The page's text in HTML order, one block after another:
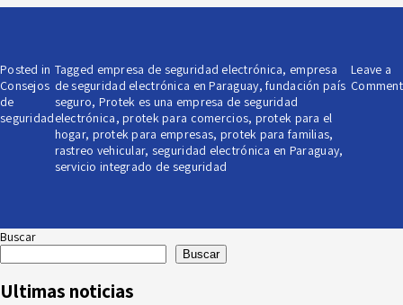
Posted in
Consejos
de
seguridad
Tagged empresa de seguridad electrónica, empresa
de seguridad electrónica en Paraguay,fundación país
seguro, Protek es una empresa de seguridad
electrónica,protek para comercios, protek para el
hogar, protek para empresas, protek para familias,
rastreo vehicular, seguridad electrónica en Paraguay,
servicio integrado de seguridad
Leave a
Comment
Buscar
Buscar
Ultimas noticias